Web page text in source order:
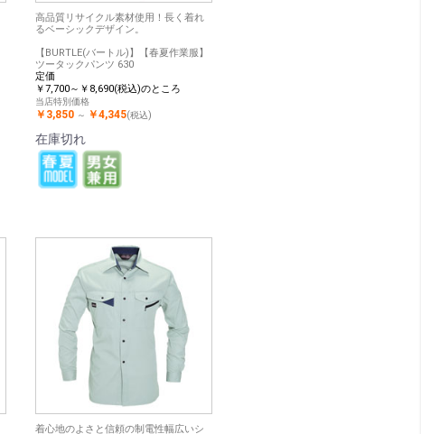
高品質リサイクル素材使用！長く着れ
るベーシックデザイン。
【BURTLE(バートル)】【春夏作業服】
ツータックパンツ 630
定価
￥7,700～￥8,690(税込)のところ
当店特別価格
￥3,850 ～ ￥4,345(税込)
在庫切れ
着心地のよさと信頼の制電性幅広いシ